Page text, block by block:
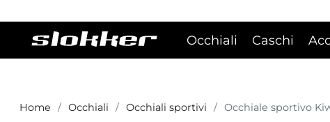
Occhiali Caschi
Home Occhiali Occhiali sportivi Occhiale sportivo